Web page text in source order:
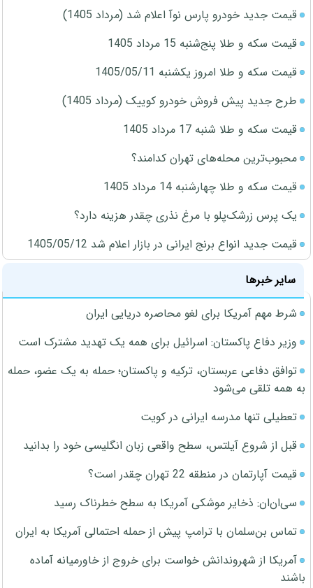
قیمت جدید خودرو پارس نوآ اعلام شد (مرداد 1405)
قیمت سکه و طلا پنج‌شنبه 15 مرداد 1405
قیمت سکه و طلا امروز یکشنبه 1405/05/11
طرح جدید پیش فروش خودرو کوییک (مرداد 1405)
قیمت سکه و طلا شنبه 17 مرداد 1405
محبوب‌ترین محله‌های تهران کدامند؟
قیمت سکه و طلا چهارشنبه 14 مرداد 1405
یک پرس زرشک‌پلو با مرغ نذری چقدر هزینه دارد؟
قیمت جدید انواع برنج ایرانی در بازار اعلام شد 1405/05/12
سایر خبرها
شرط مهم آمریکا برای لغو محاصره دریایی ایران
وزیر دفاع پاکستان: اسرائیل برای همه یک تهدید مشترک است
توافق دفاعی عربستان، ترکیه و پاکستان؛ حمله به یک عضو، حمله
به همه تلقی می‌شود
تعطیلی تنها مدرسه ایرانی در کویت
قبل از شروع آیلتس، سطح واقعی زبان انگلیسی خود را بدانید
قیمت آپارتمان در منطقه 22 تهران چقدر است؟
سی‌ان‌ان: ذخایر موشکی آمریکا به سطح خطرناک رسید
تماس بن‌سلمان با ترامپ پیش از حمله احتمالی آمریکا به ایران
آمریکا از شهروندانش خواست برای خروج از خاورمیانه آماده
باشند